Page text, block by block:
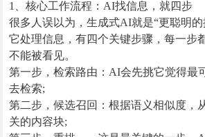
1、核心工作流程：AI找信息，就四步
很多人误以为，生成式AI就是“更聪明的
它处理信息，有四个关键步骤，每一步
不能被看见。
第一步，检索路由：AI会先挑它觉得最
去检索;
第二步，候选召回：根据语义相似度，
关的内容块;